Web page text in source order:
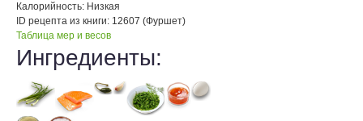
Калорийность: Низкая
ID рецепта из книги: 12607 (Фуршет)
Таблица мер и весов
Ингредиенты: